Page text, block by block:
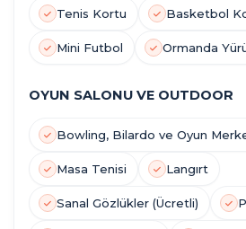
Tenis Kortu Basketbol
Mini Futbol Ormanda
OYUN SALONU VE OUTDOOR
Bowling, Bilardo ve Oyun
Masa Tenisi Langırt
Sanal Gözlükler (Ücretli)